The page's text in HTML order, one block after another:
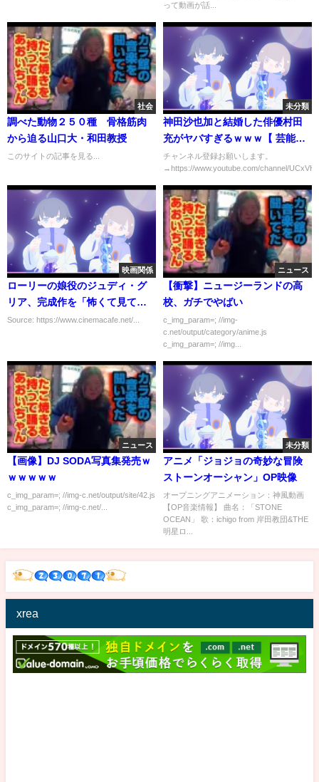
って動画が話...
社会
調べた動物２５０種 骨格筋肉
から迫る山口大・和田教授
このサイトの記事を見る...
未分類
神田沙也加と結婚した俳優村田
充がヤバすぎるｗｗｗ【 芸能情
報 】
チャンネル登録お願いします。
→https://www.youtube.com/channel/
映画関係
ローリーの娘役のジュディ・グ
リア、完成作を「怖くて見てい
ない」『ハロウィン KILLS』
Source: https://www.cinemacafe.net/...
ニュース
【衝撃】ニュージーランドの高
校、ガチでやばい
c_img_param=; //img-
c.net/output/category/anime.js
c_img_param=; //img...
ニュース
【画像】DJ SODA写真集発売ｗ
ｗｗｗｗｗ
c_img_param=; //img-c.net/output/site/42.js
c_img_param=; //img-c.net/...
未分類
アニメ「ジョジョの奇妙な冒険
ストーンオーシャン」OP映像
オープニングアニメーション：神風動画
【OP音楽情報】 曲名：「STONE
OCEAN」 歌：ichigo from 岸田教団&THE
明星ロ...
xrea